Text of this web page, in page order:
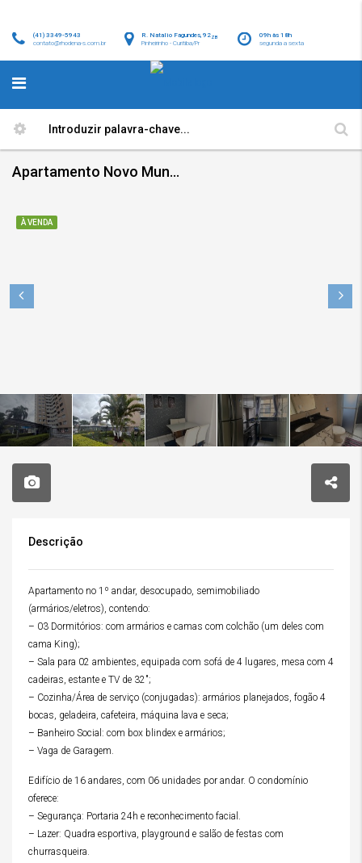
09h às 18h
segunda a sexta
R. Natalio Fagundes, 92ZB
Pinheirinho - Curitiba/Pr
(41) 3349-5943
contato@rhodena-s.com.br
Apartamento Novo Mundo 65m² – Desocupado – 1ºandar, 3 dormitórios, sala para 2 ambientes, vaga
À VENDA
Descrição
Apartamento no 1º andar, desocupado, semimobiliado
(armários/eletros), contendo:
– 03 Dormitórios: com armários e camas com colchão (um deles com
cama King);
– Sala para 02 ambientes, equipada com sofá de 4 lugares, mesa com 4
cadeiras, estante e TV de 32″;
– Cozinha/Área de serviço (conjugadas): armários planejados, fogão 4
bocas, geladeira, cafeteira, máquina lava e seca;
– Banheiro Social: com box blindex e armários;
– Vaga de Garagem.
Edifício de 16 andares, com 06 unidades por andar. O condomínio
oferece:
– Segurança: Portaria 24h e reconhecimento facial.
– Lazer: Quadra esportiva, playground e salão de festas com
churrasqueira.